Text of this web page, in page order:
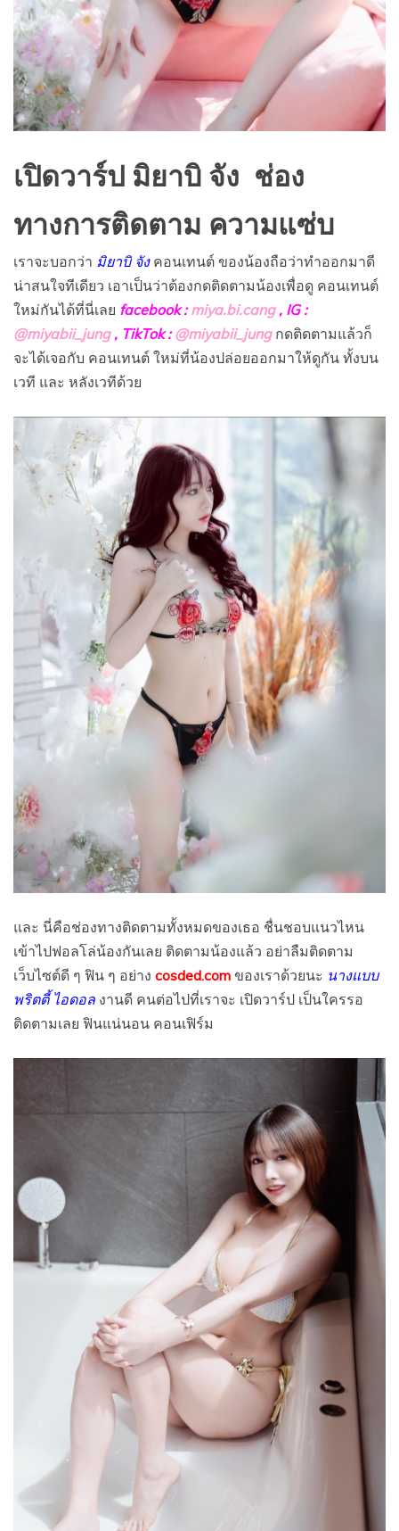
เปิดวาร์ป มิยาบิ จัง ช่อง
ทางการติดตาม ความแซ่บ
เราจะบอกว่า มิยาบิ จังคอนเทนต์ ของน้องถือว่าทำออกมาดี
น่าสนใจทีเดียว เอาเป็นว่าต้องกดติดตามน้องเพื่อดู คอนเทนต์
ใหม่กันได้ที่นี่เลย facebook :miya.bi.cang, IG :
@miyabii_jung, TikTok :@miyabii_jungกดติดตามแล้วก็
จะได้เจอกับ คอนเทนต์ ใหม่ที่น้องปล่อยออกมาให้ดูกัน ทั้งบน
เวที และ หลังเวทีด้วย
และ นี่คือช่องทางติดตามทั้งหมดของเธอ ชื่นชอบแนวไหน
เข้าไปฟอลโล่น้องกันเลย ติดตามน้องแล้ว อย่าลืมติดตาม
เว็บไซต์ดี ๆ ฟิน ๆ อย่าง cosded.com ของเราด้วยนะ นางแบบ
พริตตี้ ไอดอล งานดี คนต่อไปที่เราจะ เปิดวาร์ป เป็นใครรอ
ติดตามเลย ฟินแน่นอน คอนเฟิร์ม